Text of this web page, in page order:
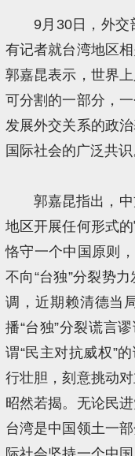
9月30日，外交
有记者就台湾地区
郭嘉昆表示，世界
可分割的一部分，
发展外交关系的政
国际社会的广泛共识
郭嘉昆指出，
地区开展任何形式
恪守一个中国原则
不向“台独”分裂势
调，近期赖清德当
播“台独”分裂谎言
谓“民主对抗威权”
行壮胆，刻意挑动
昭然若揭。无论民
台湾是中国领土一